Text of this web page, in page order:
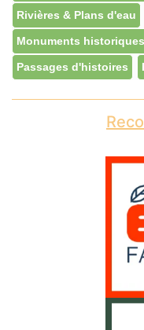
Rivières & Plans d'eau
Monuments historiques
Passages d'histoires